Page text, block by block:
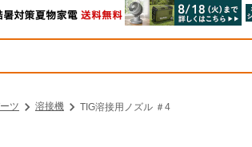
ツ 溶接機 TIG溶接用ノズル ＃4